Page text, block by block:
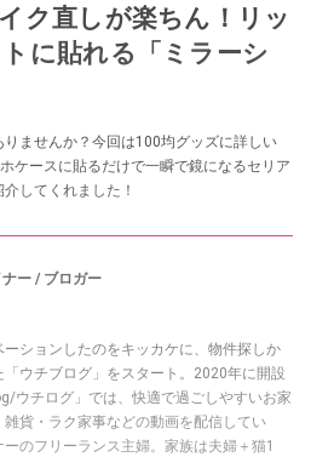
ク直しが楽ちん！リッ
に貼れる「ミラーシ
ませんか？今回は100均グッズに詳しい
ケースに貼るだけで一瞬で鏡になるセリア
してくれました！
ー / ブロガー
ションしたのをキッカケに、物件探しか
ウチブログ」をスタート。2020年に開設
ウチログ」では、快適で過ごしやすいお家
貨・ラク家事などの動画を配信してい
のフリーランス主婦。家族は夫婦＋猫1